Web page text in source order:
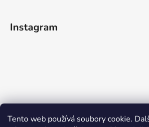
Tento web používá soubory cookie.
Instagram